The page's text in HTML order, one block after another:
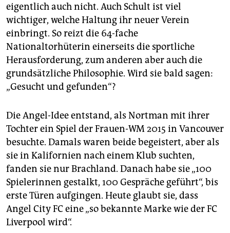
eigentlich auch nicht. Auch Schult ist viel
wichtiger, welche Haltung ihr neuer Verein
einbringt. So reizt die 64-fache
Nationaltorhüterin einerseits die sportliche
Herausforderung, zum anderen aber auch die
grundsätzliche Philosophie. Wird sie bald sagen:
„Gesucht und gefunden“?
Die Angel-Idee entstand, als Nortman mit ihrer
Tochter ein Spiel der Frauen-WM 2015 in Vancouver
besuchte. Damals waren beide begeistert, aber als
sie in Kalifornien nach einem Klub suchten,
fanden sie nur Brachland. Danach habe sie „100
Spielerinnen gestalkt, 100 Gespräche geführt“, bis
erste Türen aufgingen. Heute glaubt sie, dass
Angel City FC eine „so bekannte Marke wie der FC
Liverpool wird“.